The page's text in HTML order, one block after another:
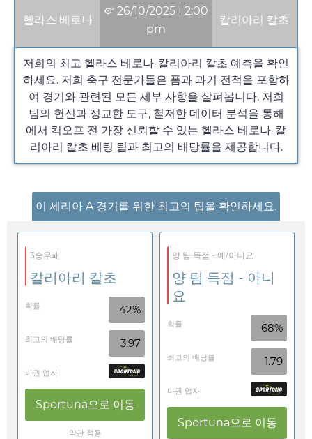
헬라스 베로나
26/10/2025| 2:00
pm
칼리아리 칼초
저희의 최고 헬라스 베로나-칼리아리 칼초 예측을 확인
하세요. 저희 축구 전문가들은 폼과 과거 전적을 포함하
여 경기와 관련된 모든 세부 사항을 살펴봅니다. 저희
팀의 헌신과 정교한 도구, 철저한 데이터 분석을 통해
에서 킥오프 전 가장 신뢰할 수 있는 헬라스 베로나-칼
리아리 칼초 베팅 팁과 최고의 배당률을 제공합니다.
이 세리아 A 경기를 위한 최고의 팁을 확인하세요.
3승무패
칼리아리 칼초
확률 42%
최고의 배당률 3.97
마권 업자
Sportuna으로 이동
약관 적용
양 팀 득점 - 예/아니요
양 팀 득점 - 아니
요
확률 68%
최고의 배당률 1.79
마권 업자
Sportuna으로 이동